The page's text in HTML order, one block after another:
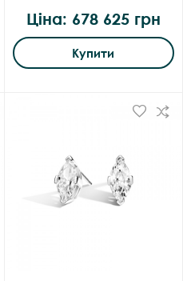
Ціна: 678 625 грн
Купити